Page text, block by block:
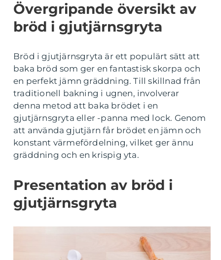
Övergripande översikt av
bröd i gjutjärnsgryta
Bröd i gjutjärnsgryta är ett populärt sätt att
baka bröd som ger en fantastisk skorpa och
en perfekt jämn gräddning. Till skillnad från
traditionell bakning i ugnen, involverar
denna metod att baka brödet i en
gjutjärnsgryta eller -panna med lock. Genom
att använda gjutjärn får brödet en jämn och
konstant värmefördelning, vilket ger ännu
gräddning och en krispig yta.
Presentation av bröd i
gjutjärnsgryta